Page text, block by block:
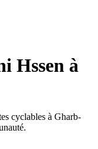
Hssen à
cyclables à Gharb-